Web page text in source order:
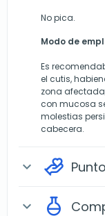
No pica.
Modo de
Es
el cutis,
zona
con mucosa
molestias
cabecera.
expand_more
expand_more